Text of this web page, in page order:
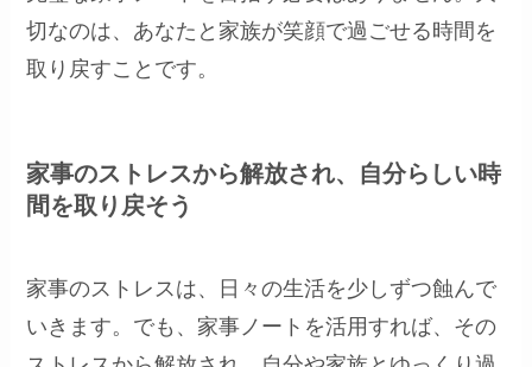
切なのは、あなたと家族が笑顔で過ごせる時間を
取り戻すことです。
家事のストレスから解放され、自分らしい時
間を取り戻そう
家事のストレスは、日々の生活を少しずつ蝕んで
いきます。でも、家事ノートを活用すれば、その